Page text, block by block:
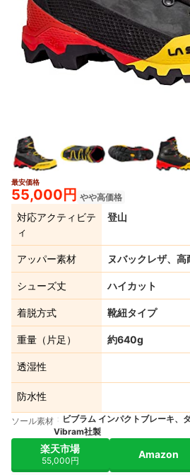
最安価格
55,000円 やや高価格
対応アクティビテ
ィ
登山
アッパー素材 ヌバックレザ、
シューズ丈 ハイカット
着脱方式 靴紐タイプ
重量（片足） 約640g
透湿性
防水性
ソール素材
ビブラム インパクトブレーキ、
Vibram社製
楽天市場
55,000円
Amazon